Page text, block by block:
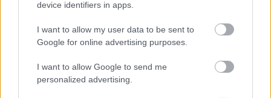
device identifiers in apps.
I want to allow my user data to be sent to
Google for online advertising purposes.
I want to allow Google to send me
personalized advertising.
Ratkaisut
Procountor
Procountor Solo
Sopimuskone